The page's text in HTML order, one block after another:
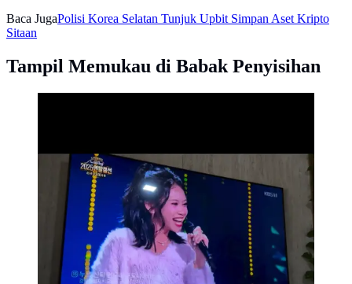
Baca JugaPolisi Korea Selatan Tunjuk Upbit Simpan Aset Kripto
Sitaan
Tampil Memukau di Babak Penyisihan